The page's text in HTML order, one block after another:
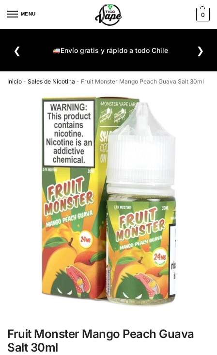
MENU 0
❮ Envío gratis y rápido a todo Chile ❯
Inicio - Sales de Nicotina - Fruit Monster Mango Peach Guava Salt 30ml
Fruit Monster Mango Peach Guava
Salt 30ml